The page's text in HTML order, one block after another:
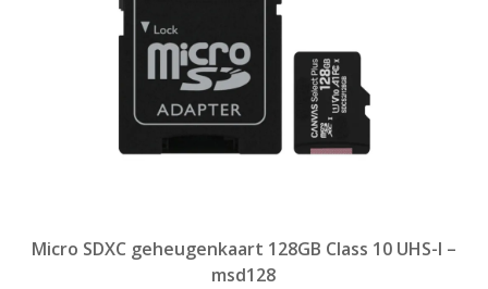
Micro SDXC geheugenkaart 128GB Class 10 UHS-I –
msd128